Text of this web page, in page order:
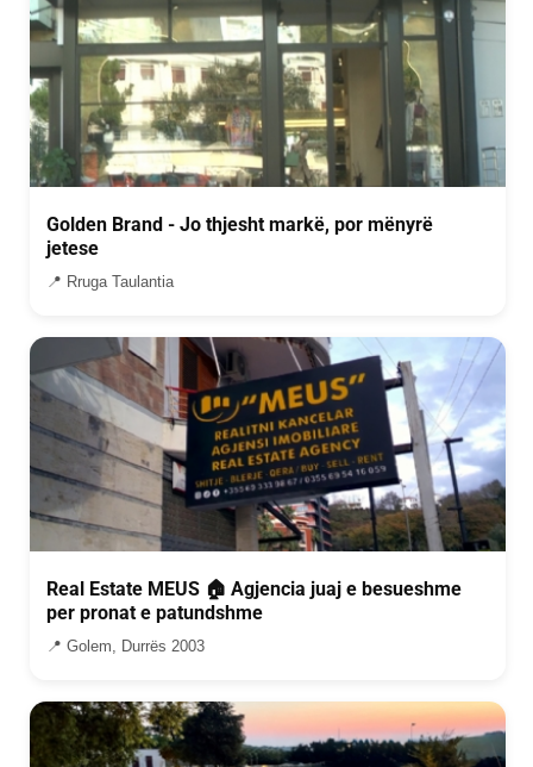
Golden Brand - Jo thjesht markë, por mënyrë
jetese
📍 Rruga Taulantia
Real Estate MEUS 🏠 Agjencia juaj e besueshme
per pronat e patundshme
📍 Golem, Durrës 2003